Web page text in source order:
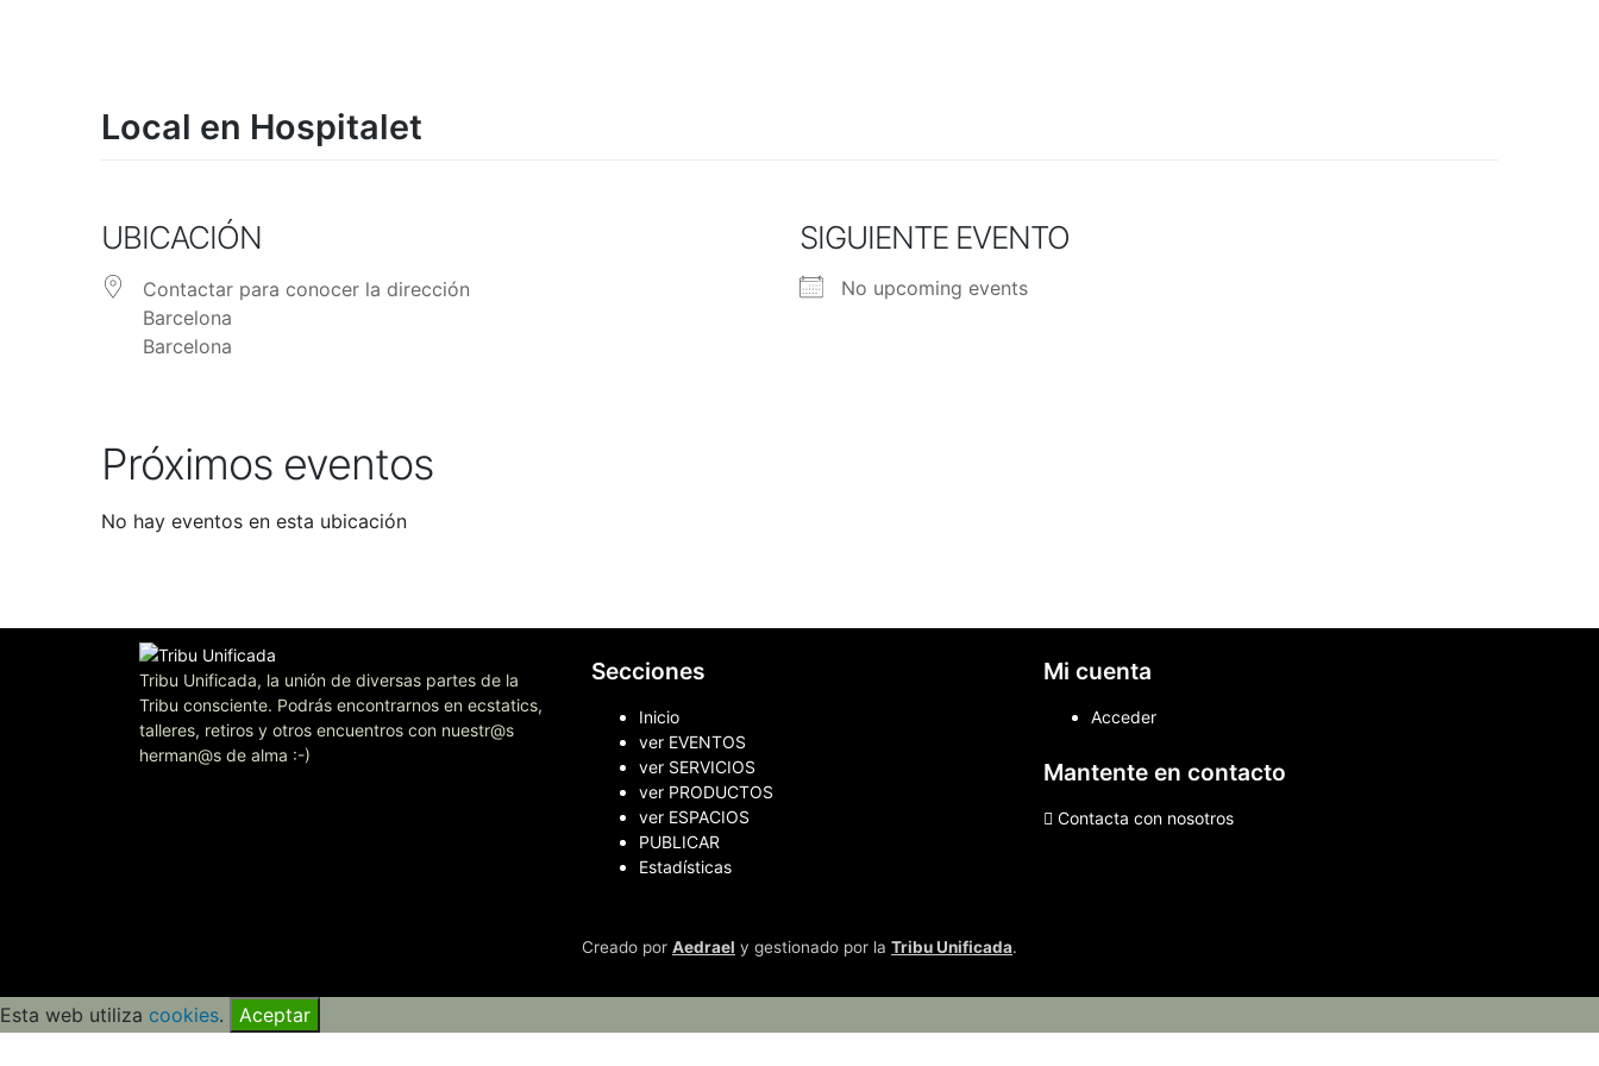
Local en Hospitalet
UBICACIÓN
Contactar para conocer la dirección
Barcelona
Barcelona
SIGUIENTE EVENTO
No upcoming events
Próximos eventos
No hay eventos en esta ubicación
Tribu Unificada, la unión de diversas partes de la
Tribu consciente. Podrás encontrarnos en ecstatics,
talleres, retiros y otros encuentros con nuestr@s
herman@s de alma :-)
Secciones
Inicio
ver EVENTOS
ver SERVICIOS
ver PRODUCTOS
ver ESPACIOS
PUBLICAR
Estadísticas
Mi cuenta
Acceder
Mantente en contacto
Contacta con nosotros
Creado por Aedrael y gestionado por la Tribu Unificada.
Esta web utiliza cookies. Aceptar